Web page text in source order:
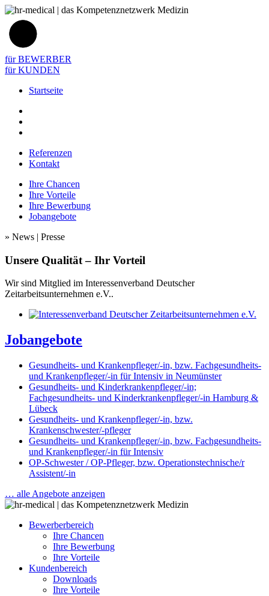
für BEWERBER
für KUNDEN
Startseite
Referenzen
Kontakt
Ihre Chancen
Ihre Vorteile
Ihre Bewerbung
Jobangebote
» News | Presse
Unsere Qualität – Ihr Vorteil
Wir sind Mitglied im Interessenverband Deutscher
Zeitarbeitsunternehmen e.V..
Jobangebote
Gesundheits- und Krankenpfleger/-in, bzw. Fachgesundheits-
und Krankenpfleger/-in für Intensiv in Neumünster
Gesundheits- und Kinderkrankenpfleger/-in;
Fachgesundheits- und Kinderkrankenpfleger/-in Hamburg &
Lübeck
Gesundheits- und Krankenpfleger/-in, bzw.
Krankenschwester/-pfleger
Gesundheits- und Krankenpfleger/-in, bzw. Fachgesundheits-
und Krankenpfleger/-in für Intensiv
OP-Schwester / OP-Pfleger, bzw. Operationstechnische/r
Assistent/-in
… alle Angebote anzeigen
Bewerberbereich
Ihre Chancen
Ihre Bewerbung
Ihre Vorteile
Kundenbereich
Downloads
Ihre Vorteile